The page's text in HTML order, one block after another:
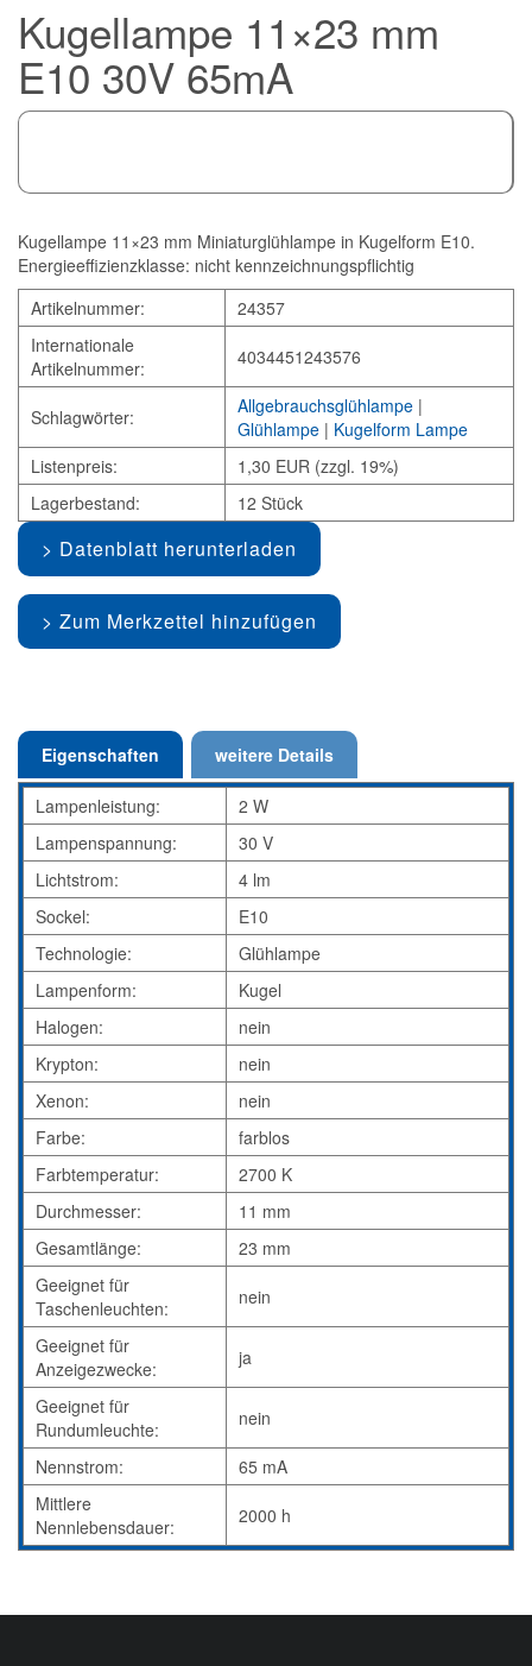
Kugellampe 11×23 mm
E10 30V 65mA
Kugellampe 11×23 mm Miniaturglühlampe in Kugelform E10.
Energieeffizienzklasse: nicht kennzeichnungspflichtig
Artikelnummer:
24357
Internationale
Artikelnummer:
4034451243576
Schlagwörter: Allgebrauchsglühlampe |
Glühlampe | Kugelform Lampe
Listenpreis:
1,30 EUR (zzgl. 19%)
Lagerbestand:
12 Stück
Datenblatt herunterladen
Zum Merkzettel hinzufügen
Eigenschaften weitere Details
Lampenleistung:
2 W
Lampenspannung:
30 V
Lichtstrom:
4 lm
Sockel:
E10
Technologie:
Glühlampe
Lampenform:
Kugel
Halogen:
nein
Krypton:
nein
Xenon:
nein
Farbe:
farblos
Farbtemperatur:
2700 K
Durchmesser:
11 mm
Gesamtlänge:
23 mm
Geeignet für
Taschenleuchten:
nein
Geeignet für
Anzeigezwecke:
ja
Geeignet für
Rundumleuchte:
nein
Nennstrom:
65 mA
Mittlere
Nennlebensdauer:
2000 h